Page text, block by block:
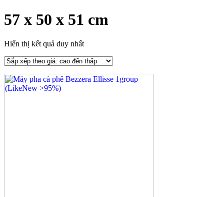
57 x 50 x 51 cm
Hiển thị kết quả duy nhất